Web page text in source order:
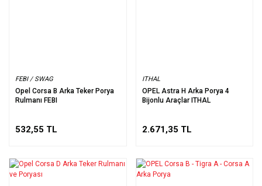
FEBI / SWAG
Opel Corsa B Arka Teker Porya
Rulmanı FEBI
532,55 TL
ITHAL
OPEL Astra H Arka Porya 4
Bijonlu Araçlar ITHAL
2.671,35 TL